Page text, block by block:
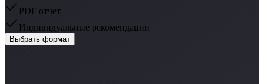
PDF отчет
Индивидуальные рекомендации
Выбрать формат